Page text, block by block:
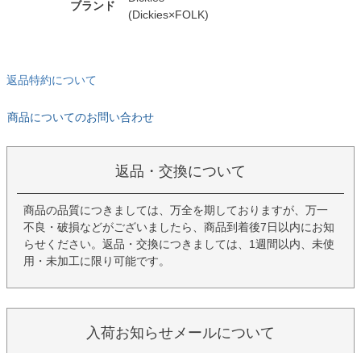
ブランド
(Dickies×FOLK)
返品特約について
商品についてのお問い合わせ
返品・交換について
商品の品質につきましては、万全を期しておりますが、万一
不良・破損などがございましたら、商品到着後7日以内にお知
らせください。返品・交換につきましては、1週間以内、未使
用・未加工に限り可能です。
入荷お知らせメールについて